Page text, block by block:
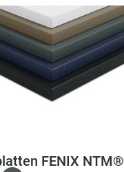
FENIX NTM®